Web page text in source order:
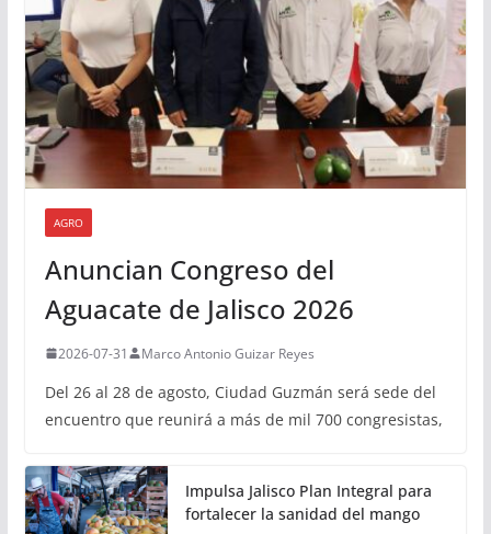
AGRO
Anuncian Congreso del
Aguacate de Jalisco 2026
2026-07-31 Marco Antonio Guizar Reyes
Del 26 al 28 de agosto, Ciudad Guzmán será sede del
encuentro que reunirá a más de mil 700 congresistas,
Impulsa Jalisco Plan Integral para
fortalecer la sanidad del mango